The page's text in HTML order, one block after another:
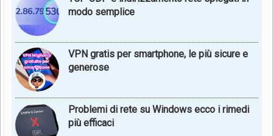
modo semplice
VPN gratis per smartphone, le più sicure e
generose
Problemi di rete su Windows ecco i rimedi
più efficaci